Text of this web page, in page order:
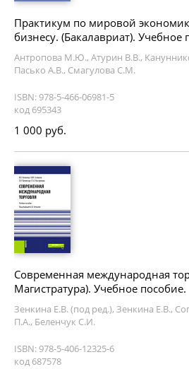
Практикум по мировой
бизнесу. (Бакалавриат). Учебное
Антропова М.Ю., Атурин В.В.,
Пасько А.В., Смагулова С.М.
ISBN: 978-5-466-06981-5
код 695343
1 000 руб.
Современная международная
Магистратура). Учебное пособие.
Зенкина Е.В. (под ред.), Зенкина Е.В.,
П.А., Беленчук С.И.
ISBN: 978-5-406-12325-6
код 687578